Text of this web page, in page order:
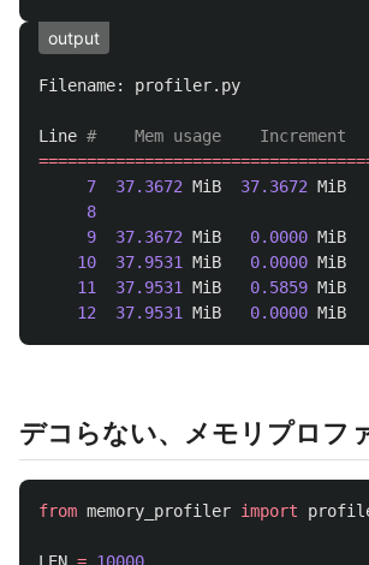
output
Filename: profiler. py
Line
7
37.3672 MiB 37.3672 MiB
8
9
37.3672 MiB 0.0000 MiB
10
37.9531 MiB 0.0000 MiB
11
37.9531 MiB 0.5859 MiB
12
37.9531 MiB 0.0000 MiB
デコらない、メモリプロフ
from memory_profiler import